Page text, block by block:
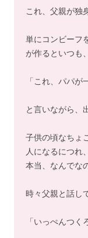
これ、父親が独
単にコンビーフ
が作るといつも、
「これ、パパが
と言いながら、
子供の頃なちょ
人になるにつれ
本当、なんでな
時々父親と話し
「いっぺんつく